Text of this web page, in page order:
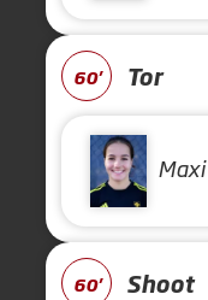
60' Tor
Maxi
60' Shoot